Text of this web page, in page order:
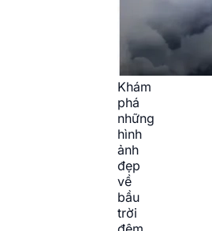
Khám
phá
những
hình
ảnh
đẹp
về
bầu
trời